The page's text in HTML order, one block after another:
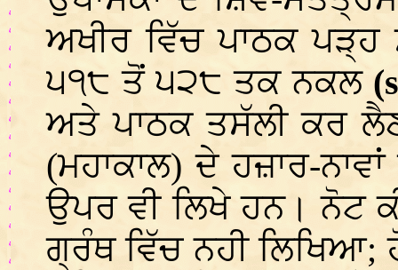
ਅਖੀਰ ਵਿੱਚ ਪਾਠਕ ਪੜ੍ਹ
੫੧੮ ਤੋਂ ੫੨੮ ਤਕ ਨਕਲ
ਅਤੇ ਪਾਠਕ ਤਸੱਲੀ ਕਰ ਲੈਣ
(ਮਹਾਕਾਲ) ਦੇ ਹਜ਼ਾਰ-
ਉਪਰ ਵੀ ਲਿਖੇ ਹਨ। ਨੋਟ
ਗ੍ਰੰਥ ਵਿੱਚ ਨਹੀ ਲਿਖਿਆ;